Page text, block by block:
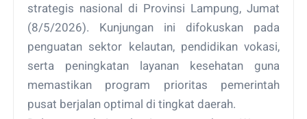
strategis nasional di Provinsi Lampung, Jumat
(8/5/2026). Kunjungan ini difokuskan pada
penguatan sektor kelautan, pendidikan vokasi,
serta peningkatan layanan kesehatan guna
memastikan program prioritas pemerintah
pusat berjalan optimal di tingkat daerah.